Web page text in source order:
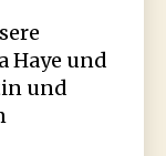
Haye und
und